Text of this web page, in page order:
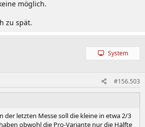
möglich.
zu spät.
System
#156.503
der letzten Messe soll die kleine in etwa 2/3
obwohl die Pro-Variante nur die Hälfte